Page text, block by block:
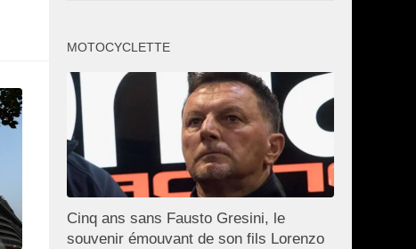
MOTOCYCLETTE
Cinq ans sans Fausto Gresini, le
souvenir émouvant de son fils Lorenzo